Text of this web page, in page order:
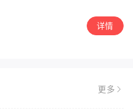
详情
更多